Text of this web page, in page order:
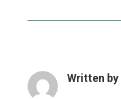
Written by